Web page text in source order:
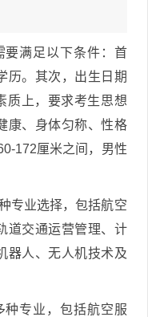
要满足以下条件：首
历。其次，出生日期
质上，要求考生思想
康、身体匀称、性格
172厘米之间，男性
专业选择，包括航空
道交通运营管理、计
器人、无人机技术及
种专业，包括航空服